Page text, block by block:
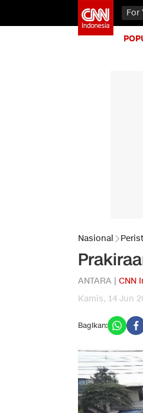
For
Nasional
ANTARA | CNN
Kamis, 14 Jun
Bagikan: